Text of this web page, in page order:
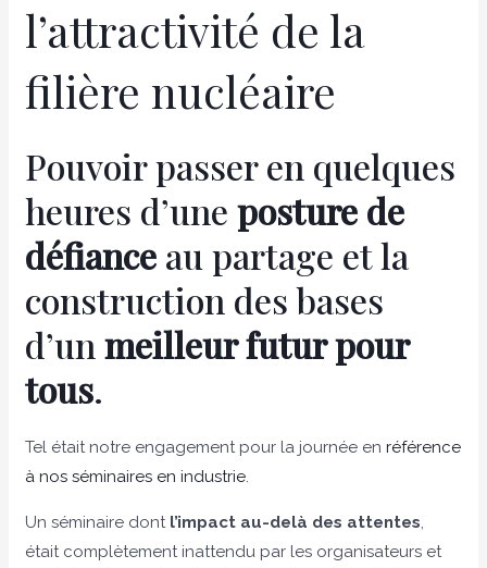
l’attractivité de la
filière nucléaire
Pouvoir passer en quelques
heures d’uneposture de
défiance au partage et la
construction des bases
d’unmeilleur futur pour
tous.
Tel était notre engagement pour la journée enréférence
à nos séminaires en industrie.
Un séminaire dont l’impact au-delà des attentes,
était complètement inattendu par les organisateurs et